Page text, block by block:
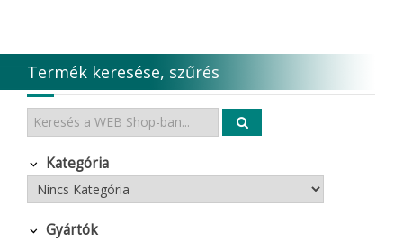
Termék keresése, szűrés
Kategória
Gyártók